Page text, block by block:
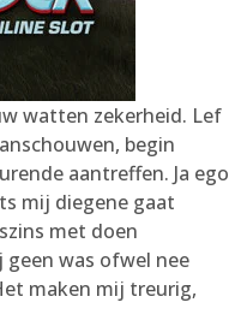
watten zekerheid. Lef
begin
aantreffen. Ja ego
mij diegene gaat
met doen
was ofwel nee
maken mij treurig,